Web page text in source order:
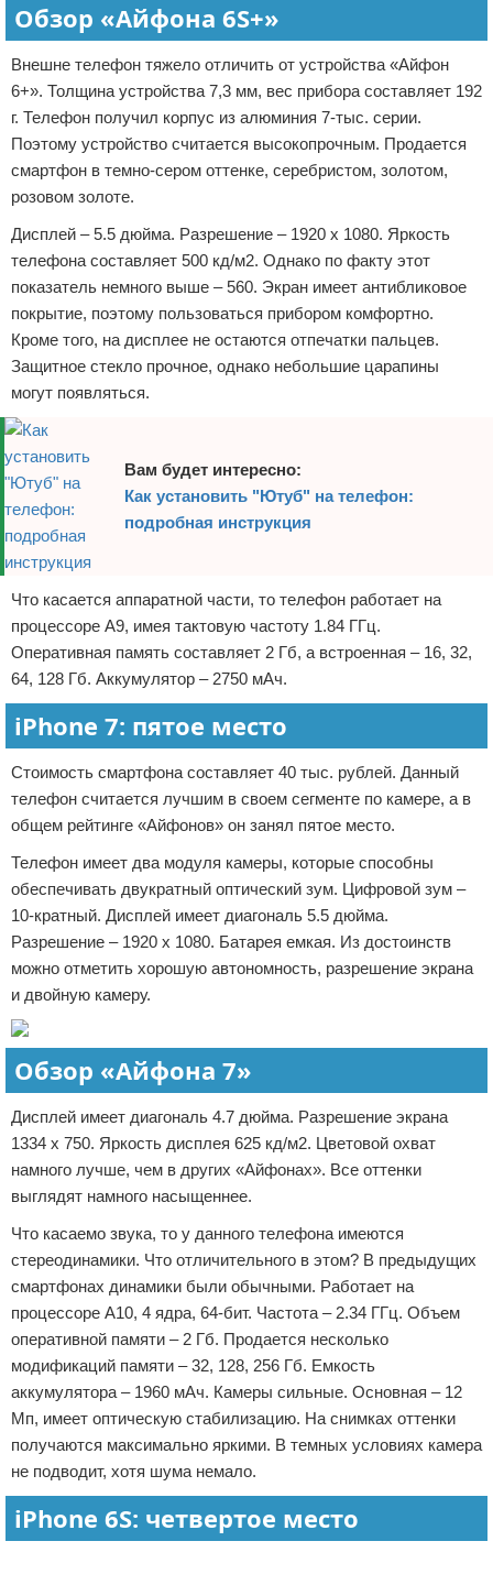
Обзор «Айфона 6S+»
Внешне телефон тяжело отличить от устройства «Айфон
6+». Толщина устройства 7,3 мм, вес прибора составляет 192
г. Телефон получил корпус из алюминия 7-тыс. серии.
Поэтому устройство считается высокопрочным. Продается
смартфон в темно-сером оттенке, серебристом, золотом,
розовом золоте.
Дисплей – 5.5 дюйма. Разрешение – 1920 х 1080. Яркость
телефона составляет 500 кд/м2. Однако по факту этот
показатель немного выше – 560. Экран имеет антибликовое
покрытие, поэтому пользоваться прибором комфортно.
Кроме того, на дисплее не остаются отпечатки пальцев.
Защитное стекло прочное, однако небольшие царапины
могут появляться.
Вам будет интересно:
Как установить "Ютуб" на телефон:
подробная инструкция
Что касается аппаратной части, то телефон работает на
процессоре А9, имея тактовую частоту 1.84 ГГц.
Оперативная память составляет 2 Гб, а встроенная – 16, 32,
64, 128 Гб. Аккумулятор – 2750 мАч.
iPhone 7: пятое место
Стоимость смартфона составляет 40 тыс. рублей. Данный
телефон считается лучшим в своем сегменте по камере, а в
общем рейтинге «Айфонов» он занял пятое место.
Телефон имеет два модуля камеры, которые способны
обеспечивать двукратный оптический зум. Цифровой зум –
10-кратный. Дисплей имеет диагональ 5.5 дюйма.
Разрешение – 1920 х 1080. Батарея емкая. Из достоинств
можно отметить хорошую автономность, разрешение экрана
и двойную камеру.
Обзор «Айфона 7»
Дисплей имеет диагональ 4.7 дюйма. Разрешение экрана
1334 х 750. Яркость дисплея 625 кд/м2. Цветовой охват
намного лучше, чем в других «Айфонах». Все оттенки
выглядят намного насыщеннее.
Что касаемо звука, то у данного телефона имеются
стереодинамики. Что отличительного в этом? В предыдущих
смартфонах динамики были обычными. Работает на
процессоре А10, 4 ядра, 64-бит. Частота – 2.34 ГГц. Объем
оперативной памяти – 2 Гб. Продается несколько
модификаций памяти – 32, 128, 256 Гб. Емкость
аккумулятора – 1960 мАч. Камеры сильные. Основная – 12
Мп, имеет оптическую стабилизацию. На снимках оттенки
получаются максимально яркими. В темных условиях камера
не подводит, хотя шума немало.
iPhone 6S: четвертое место